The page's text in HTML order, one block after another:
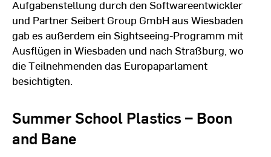
Aufgabenstellung durch den Softwareentwickler
und Partner Seibert Group GmbH aus Wiesbaden
gab es außerdem ein Sightseeing-Programm mit
Ausflügen in Wiesbaden und nach Straßburg, wo
die Teilnehmenden das Europaparlament
besichtigten.
Summer School Plastics – Boon
and Bane